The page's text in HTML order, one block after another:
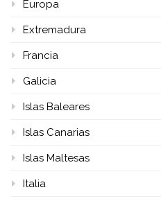
Europa
Extremadura
Francia
Galicia
Islas Baleares
Islas Canarias
Islas Maltesas
Italia